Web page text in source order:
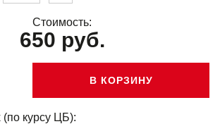
Стоимость:
650 руб.
В КОРЗИНУ
курсу ЦБ):